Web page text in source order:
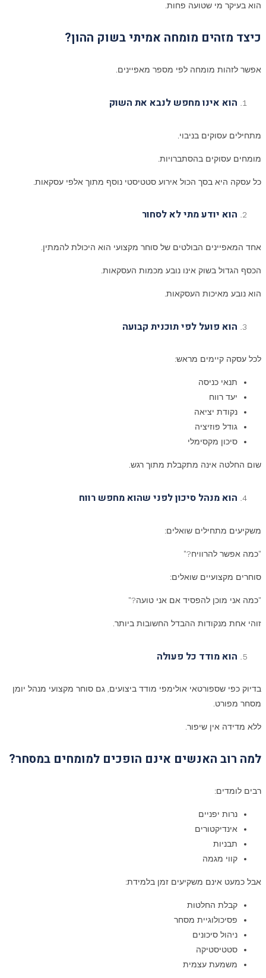
הוא בעיקר מי שטועה פחות.
כיצד מזהים מומחה אמיתי בשוק ההון?
אפשר לזהות מומחה לפי מספר מאפיינים.
הוא אינו מחפש לנבא את השוק
מתחילים עסוקים בניבוי.
מומחים עסוקים בהסתברויות.
כל עסקה היא בסך הכול אירוע סטטיסטי נוסף מתוך אלפי עסקאות.
הוא יודע מתי לא לסחור
אחד המאפיינים הבולטים של סוחר מקצועי הוא היכולת להמתין.
הכסף הגדול בשוק אינו נובע מכמות העסקאות.
הוא נובע מאיכות העסקאות.
הוא פועל לפי תוכנית קבועה
לכל עסקה קיימים מראש:
תנאי כניסה
יעד רווח
נקודת יציאה
גודל פוזיציה
סיכון מקסימלי
שום החלטה אינה מתקבלת מתוך רגש.
הוא מנהל סיכון לפני שהוא מחפש רווח
משקיעים מתחילים שואלים:
"כמה אפשר להרוויח?"
סוחרים מקצועיים שואלים:
"כמה אני מוכן להפסיד אם אני טועה?"
זוהי אחת מנקודות ההבדל החשובות ביותר.
הוא מודד כל פעולה
בדיוק כפי שספורטאי אולימפי מודד ביצועים, גם סוחר מקצועי מנהל יומן
מסחר מפורט.
ללא מדידה אין שיפור.
למה רוב האנשים אינם הופכים למומחים במסחר?
רבים לומדים:
נרות יפניים
אינדיקטורים
תבניות
קווי מגמה
אבל כמעט אינם משקיעים זמן בלמידת:
קבלת החלטות
פסיכולוגיית מסחר
ניהול סיכונים
סטטיסטיקה
משמעת עצמית